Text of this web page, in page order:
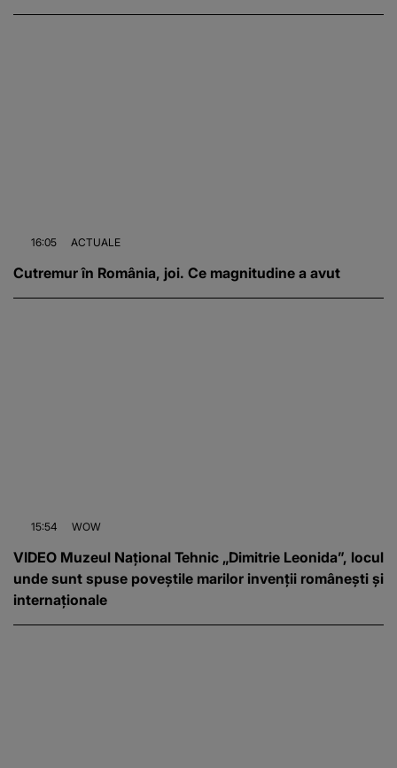
16:05 ACTUALE
Cutremur în România, joi. Ce magnitudine a avut
15:54 WOW
VIDEO Muzeul Național Tehnic „Dimitrie Leonida”, locul
unde sunt spuse poveștile marilor invenții românești și
internaționale